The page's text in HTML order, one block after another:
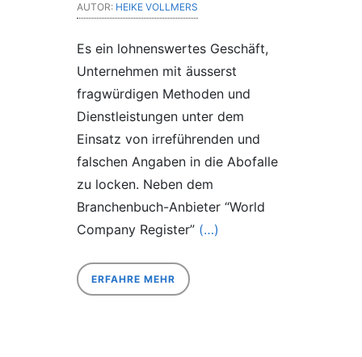
AUTOR: HEIKE VOLLMERS
Es ein lohnenswertes Geschäft,
Unternehmen mit äusserst
fragwürdigen Methoden und
Dienstleistungen unter dem
Einsatz von irreführenden und
falschen Angaben in die Abofalle
zu locken. Neben dem
Branchenbuch-Anbieter “World
Company Register” (…)
ERFAHRE MEHR